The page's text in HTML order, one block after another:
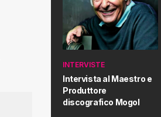
INTERVISTE
Intervista al Maestro e
Produttore
discografico Mogol